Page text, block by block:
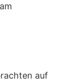
auf